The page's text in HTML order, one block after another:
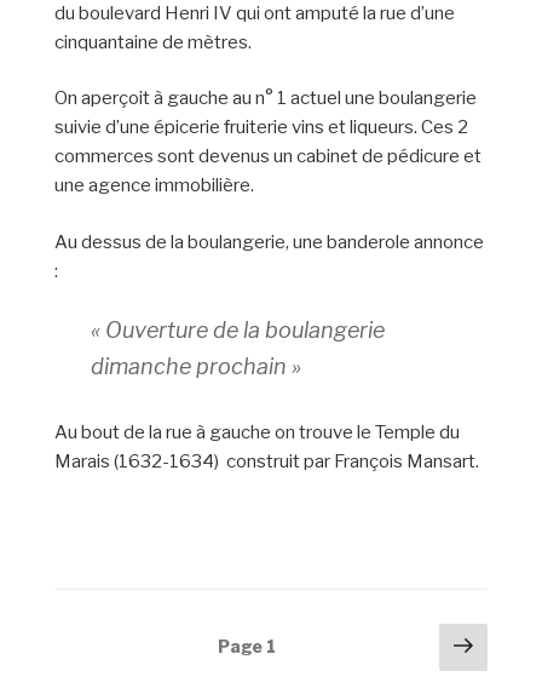
du boulevard Henri IV qui ont amputé la rue d’une
cinquantaine de mètres.
On aperçoit à gauche au n° 1 actuel une boulangerie
suivie d’une épicerie fruiterie vins et liqueurs. Ces 2
commerces sont devenus un cabinet de pédicure et
une agence immobilière.
Au dessus de la boulangerie, une banderole annonce
:
« Ouverture de la boulangerie
dimanche prochain »
Au bout de la rue à gauche on trouve le Temple du
Marais (1632-1634) construit par François Mansart.
Page 1
Page